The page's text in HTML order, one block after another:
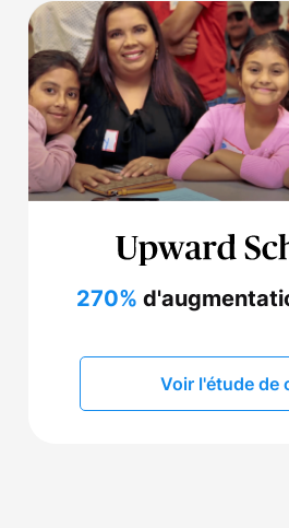
270%
Voir l'étude de